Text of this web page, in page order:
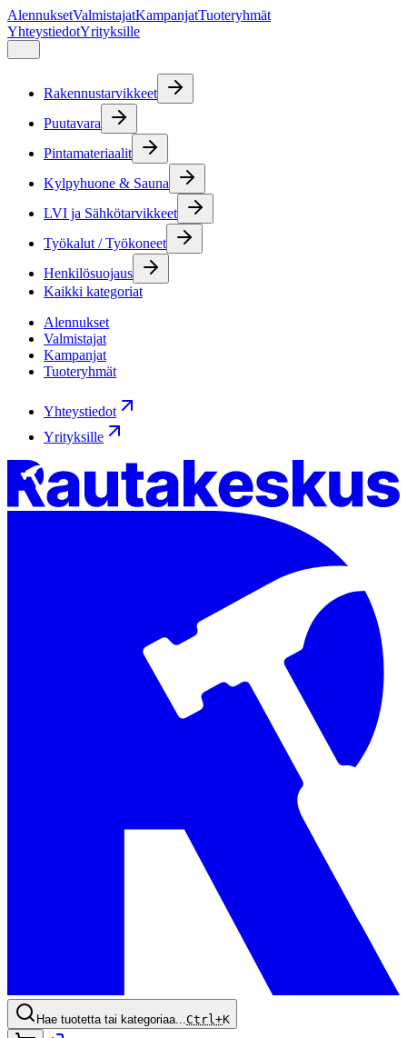
AlennuksetValmistajatKampanjatTuoteryhmät
YhteystiedotYrityksille
Rakennustarvikkeet
Puutavara
Pintamateriaalit
Kylpyhuone & Sauna
LVI ja Sähkötarvikkeet
Työkalut / Työkoneet
Henkilösuojaus
Kaikki kategoriat
Alennukset
Valmistajat
Kampanjat
Tuoteryhmät
Yhteystiedot
Yrityksille
Hae tuotetta tai kategoriaa...Ctrl+K